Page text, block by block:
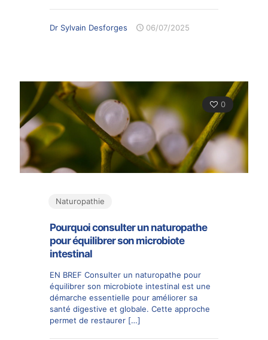
Dr Sylvain Desforges 06/07/2025
0
Naturopathie
Pourquoi consulter un naturopathe
pour équilibrer son microbiote
intestinal
EN BREF Consulter un naturopathe pour
équilibrer son microbiote intestinal est une
démarche essentielle pour améliorer sa
santé digestive et globale. Cette approche
permet de restaurer […]